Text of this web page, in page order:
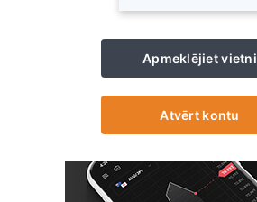
Apmeklējiet vietni
Atvērt kontu